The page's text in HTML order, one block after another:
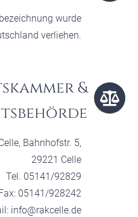
wurde
verliehen.
&
Bahnhofstr. 5,
29221 Celle
Tel. 05141/92829
Fax: 05141/928242
info@rakcelle.de